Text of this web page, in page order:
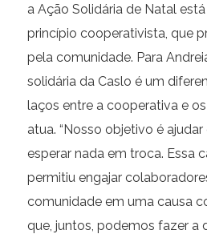
a Ação Solidária de Natal
princípio cooperativista, que
pela comunidade. Para
solidária da Caslo é um
laços entre a cooperativa e
atua. “Nosso objetivo é
esperar nada em troca. Essa
permitiu engajar
comunidade em uma causa
que, juntos, podemos fazer a